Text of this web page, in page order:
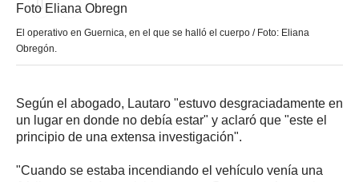
El operativo en Guernica, en el que se halló el cuerpo / Foto: Eliana
Obregón.
Según el abogado, Lautaro "estuvo desgraciadamente en
un lugar en donde no debía estar" y aclaró que "este el
principio de una extensa investigación".
"Cuando se estaba incendiando el vehículo venía una